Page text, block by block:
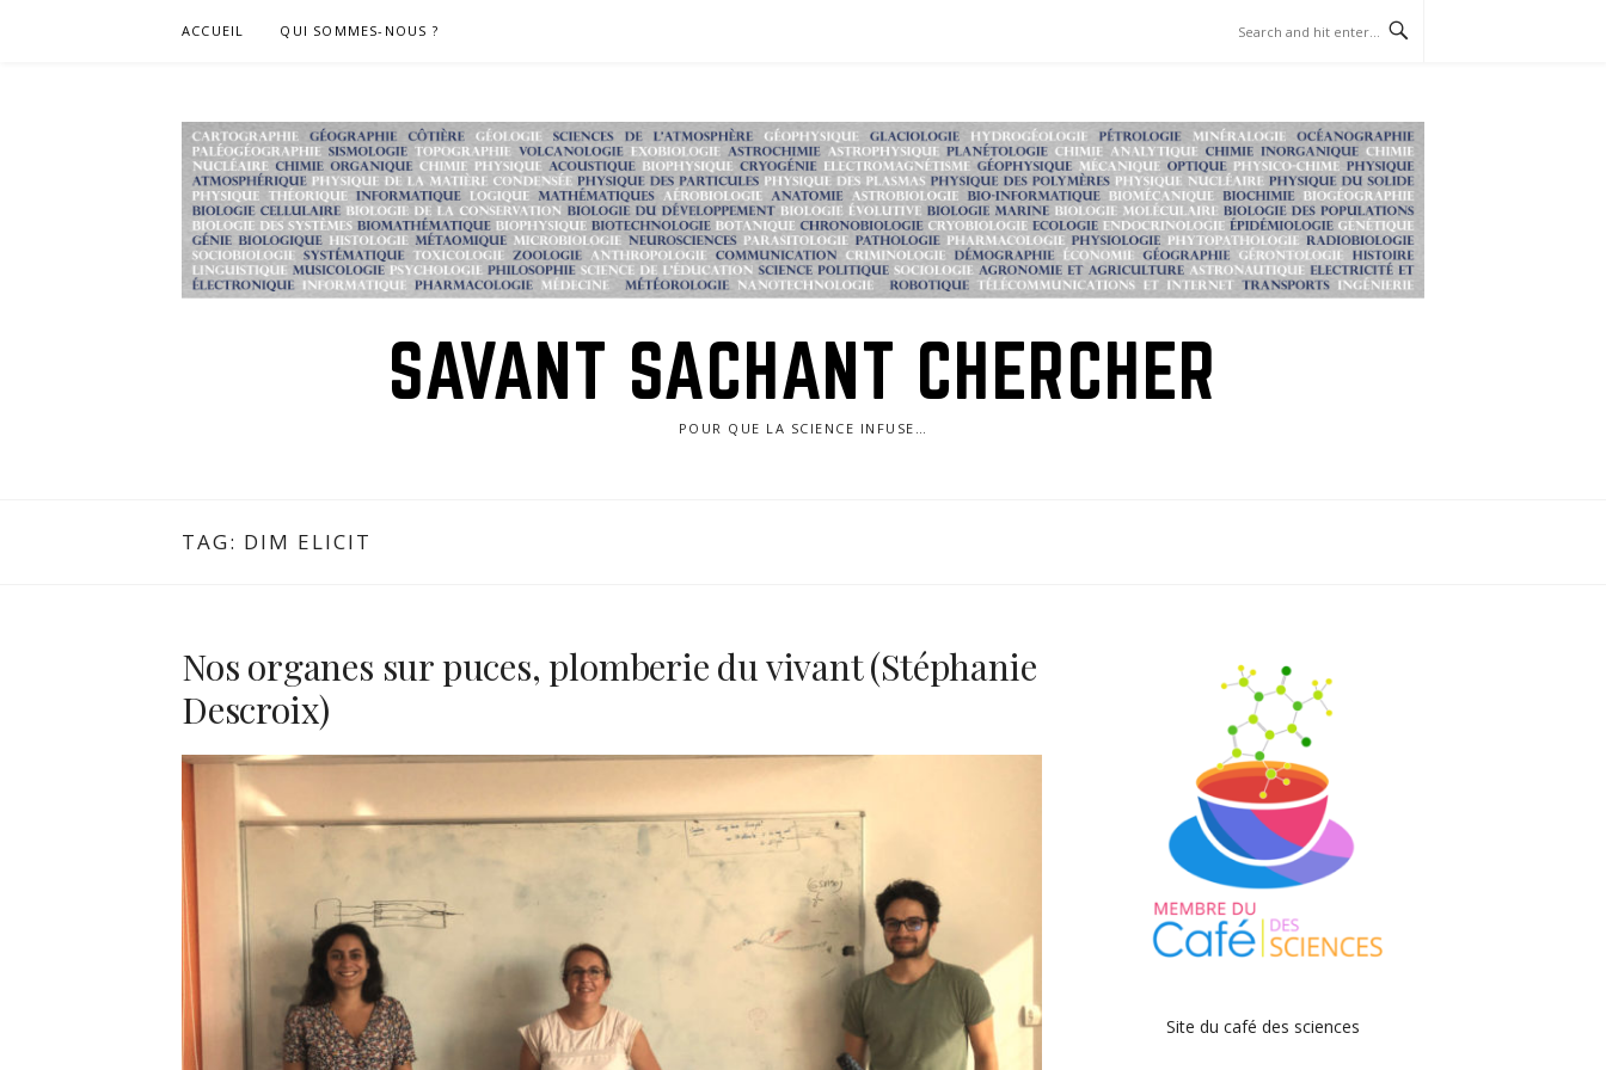
ACCUEIL QUI SOMMES-NOUS ?
SAVANT SACHANT CHERCHER
POUR QUE LA SCIENCE INFUSE…
TAG: DIM ELICIT
Nos organes sur puces, plomberie du vivant (Stéphanie
Descroix)
Site du café des sciences